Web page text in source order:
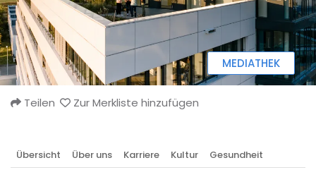
Teilen Zur Merkliste hinzufügen
MEDIATHEK
Übersicht Über uns Karriere Kultur Gesundheit